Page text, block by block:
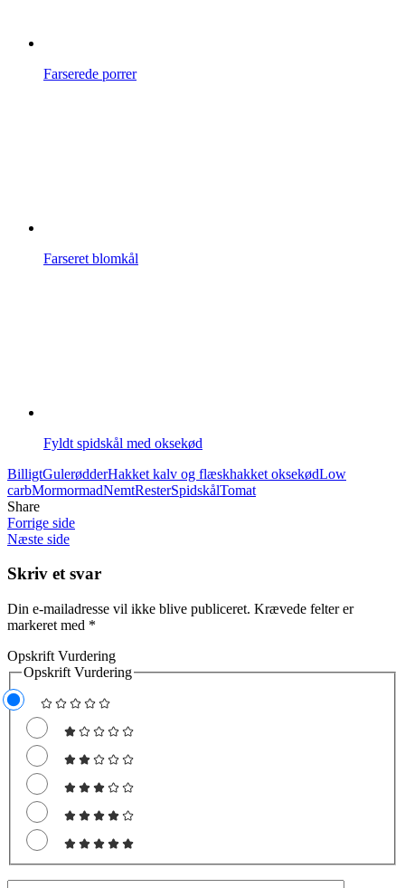
Farserede porrer
Farseret blomkål
Fyldt spidskål med oksekød
BilligtGulerødderHakket kalv og flæskhakket oksekødLow
carbMormormadNemtResterSpidskålTomat
Share
Forrige side
Næste side
Skriv et svar
Din e-mailadresse vil ikke blive publiceret. Krævede felter er
markeret med *
Opskrift Vurdering
Opskrift Vurdering